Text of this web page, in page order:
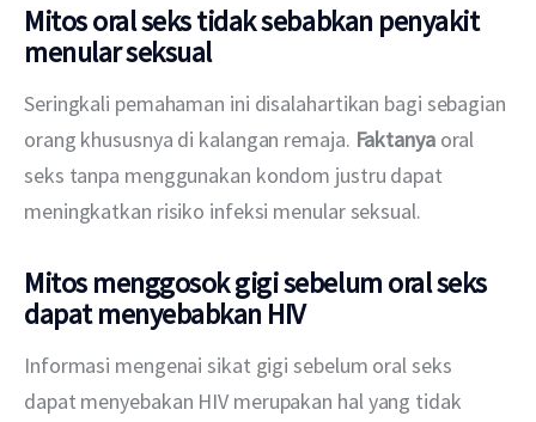
Mitos oral seks tidak sebabkan penyakit
menular seksual
Seringkali pemahaman ini disalahartikan bagi sebagian
orang khususnya di kalangan remaja. Faktanya oral
seks tanpa menggunakan kondom justru dapat
meningkatkan risiko infeksi menular seksual.
Mitos menggosok gigi sebelum oral seks
dapat menyebabkan HIV
Informasi mengenai sikat gigi sebelum oral seks
dapat menyebakan HIV merupakan hal yang tidak